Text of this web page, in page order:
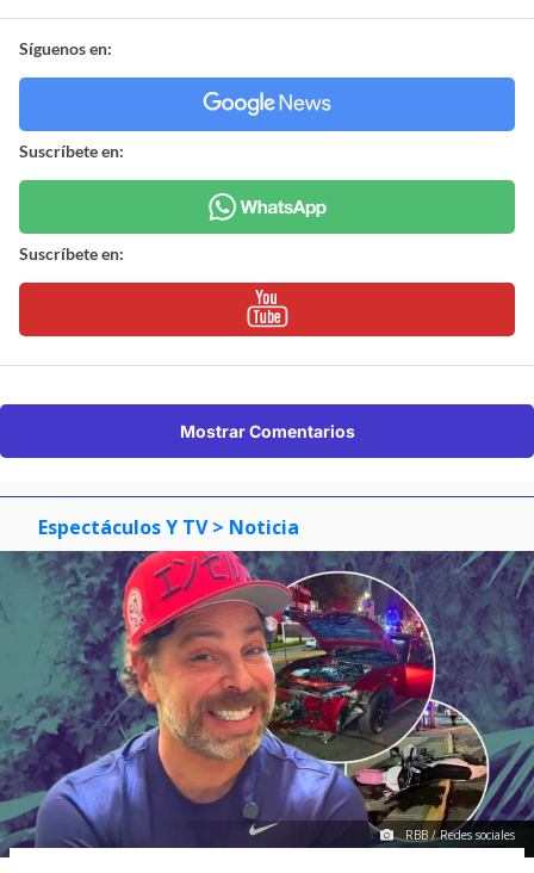
Síguenos en:
Suscríbete en:
Suscríbete en:
Mostrar Comentarios
Espectáculos Y TV > Noticia
RBB / Redes sociales